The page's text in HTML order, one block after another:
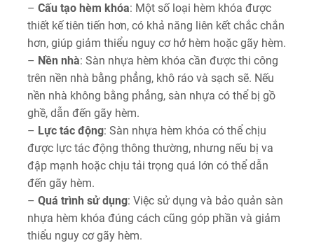
– Cấu tạo hèm khóa: Một số loại hèm khóa được
thiết kế tiên tiến hơn, có khả năng liên kết chắc chắn
hơn, giúp giảm thiểu nguy cơ hở hèm hoặc gãy hèm.
– Nền nhà: Sàn nhựa hèm khóa cần được thi công
trên nền nhà bằng phẳng, khô ráo và sạch sẽ. Nếu
nền nhà không bằng phẳng, sàn nhựa có thể bị gồ
ghề, dẫn đến gãy hèm.
– Lực tác động: Sàn nhựa hèm khóa có thể chịu
được lực tác động thông thường, nhưng nếu bị va
đập mạnh hoặc chịu tải trọng quá lớn có thể dẫn
đến gãy hèm.
– Quá trình sử dụng: Việc sử dụng và bảo quản sàn
nhựa hèm khóa đúng cách cũng góp phần và giảm
thiểu nguy cơ gãy hèm.